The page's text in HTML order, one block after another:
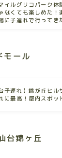
イルグリコパーク体
なくても楽しめた！
に子連れで行ってき
モール
子連れ】錦が丘ヒ
に最高！屋内スポッ
台錦ヶ丘